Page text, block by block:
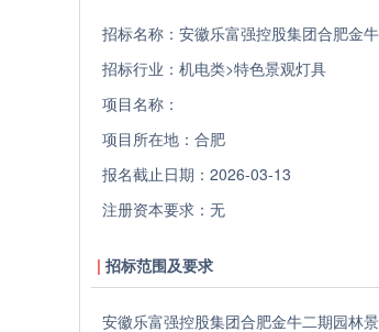
招标名称： 安徽乐富强控股集团合肥金
招标行业： 机电类>特色景观灯具
项目名称：
项目所在地： 合肥
报名截止日期： 2026-03-13
注册资本要求： 无
招标范围及要求
安徽乐富强控股集团合肥金牛二期园林